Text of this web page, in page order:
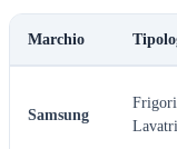
Marchio
Samsung